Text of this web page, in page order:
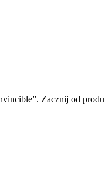
Zacznij od